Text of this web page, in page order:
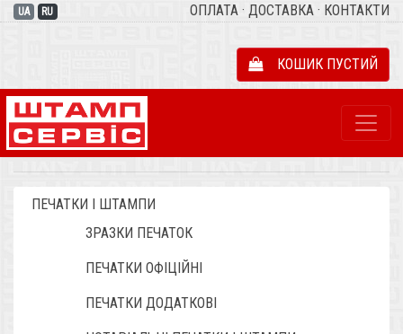
UA RU ОПЛАТА · ДОСТАВКА · КОНТАКТИ
КОШИК ПУСТИЙ
ПЕЧАТКИ І ШТАМПИ
ЗРАЗКИ ПЕЧАТОК
ПЕЧАТКИ ОФІЦІЙНІ
ПЕЧАТКИ ДОДАТКОВІ